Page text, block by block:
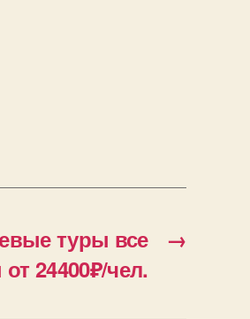
→
туры все
24400₽/чел.